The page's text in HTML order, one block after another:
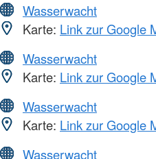
Wasserwacht
Karte: Link zur Google
Wasserwacht
Karte: Link zur Google
Wasserwacht
Karte: Link zur Google
Wasserwacht